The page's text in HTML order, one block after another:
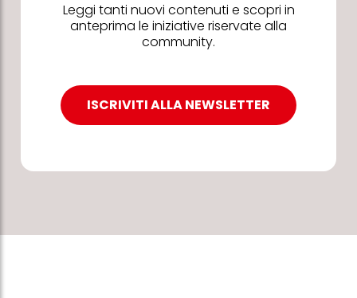
Leggi tanti nuovi contenuti e scopri in
anteprima le iniziative riservate alla
community.
ISCRIVITI ALLA NEWSLETTER